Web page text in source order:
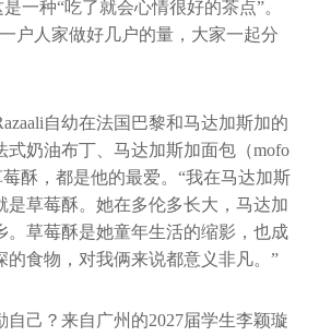
一种“吃了就会心情很好的茶点”。
户人家做好几户的量，大家一起分
自幼在法国巴黎和马达加斯加的
式奶油布丁、马达加斯加面包（mofo
莓酥，都是他的最爱。“我在马达加斯
是草莓酥。她在多伦多长大，马达加
。草莓酥是她童年生活的缩影，也成
的食物，对我俩来说都意义非凡。”
自己？来自广州的2027届学生李颖璇